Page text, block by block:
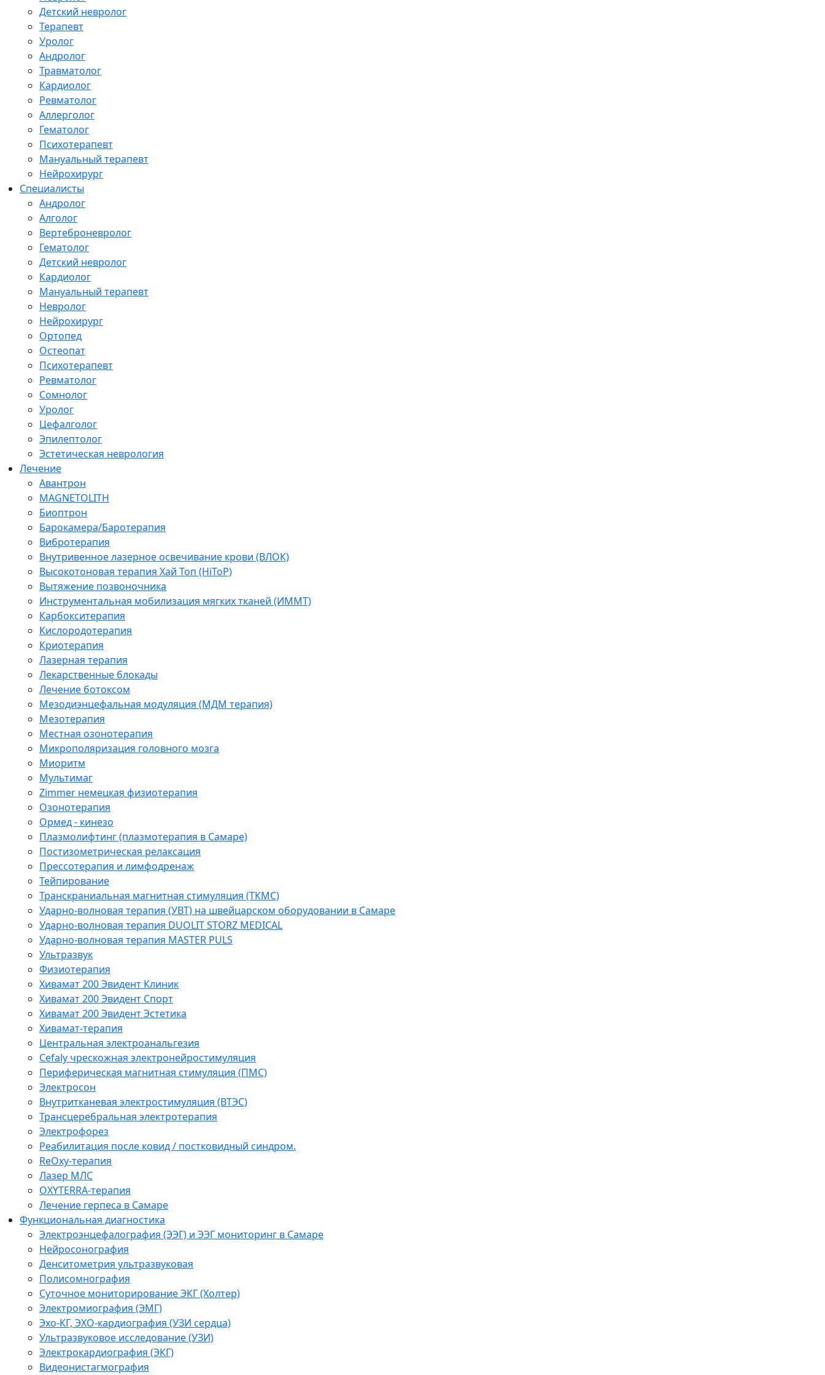
Детский невролог
Терапевт
Уролог
Андролог
Травматолог
Кардиолог
Ревматолог
Аллерголог
Гематолог
Психотерапевт
Мануальный терапевт
Нейрохирург
Специалисты
Андролог
Алголог
Вертеброневролог
Гематолог
Детский невролог
Кардиолог
Мануальный терапевт
Невролог
Нейрохирург
Ортопед
Остеопат
Психотерапевт
Ревматолог
Сомнолог
Уролог
Цефалголог
Эпилептолог
Эстетическая неврология
Лечение
Авантрон
MAGNETOLITH
Биоптрон
Барокамера/Баротерапия
Вибротерапия
Внутривенное лазерное освечивание крови (ВЛОК)
Высокотоновая терапия Хай Топ (HiToP)
Вытяжение позвоночника
Инструментальная мобилизация мягких тканей (ИММТ)
Карбокситерапия
Кислородотерапия
Криотерапия
Лазерная терапия
Лекарственные блокады
Лечение ботоксом
Мезодиэнцефальная модуляция (МДМ терапия)
Мезотерапия
Местная озонотерапия
Микрополяризация головного мозга
Миоритм
Мультимаг
Zimmer немецкая физиотерапия
Озонотерапия
Ормед - кинезо
Плазмолифтинг (плазмотерапия в Самаре)
Постизометрическая релаксация
Прессотерапия и лимфодренаж
Тейпирование
Транскраниальная магнитная стимуляция (ТКМС)
Ударно-волновая терапия (УВТ) на швейцарском оборудовании в Самаре
Ударно-волновая терапия DUOLIT STORZ MEDICAL
Ударно-волновая терапия MASTER PULS
Ультразвук
Физиотерапия
Хивамат 200 Эвидент Клиник
Хивамат 200 Эвидент Спорт
Хивамат 200 Эвидент Эстетика
Хивамат-терапия
Центральная электроанальгезия
Cefaly чреcкожная электронейростимуляция
Периферическая магнитная стимуляция (ПМС)
Электросон
Внутритканевая электростимуляция (ВТЭС)
Трансцеребральная электротерапия
Электрофорез
Реабилитация после ковид / постковидный синдром.
ReOxy-терапия
Лазер МЛС
OXYTERRA-терапия
Лечение герпеса в Самаре
Функциональная диагностика
Электроэнцефалография (ЭЭГ) и ЭЭГ мониторинг в Самаре
Нейросонография
Денситометрия ультразвуковая
Полисомнография
Суточное мониторирование ЭКГ (Холтер)
Электромиография (ЭМГ)
Эхо-КГ, ЭХО-кардиография (УЗИ сердца)
Ультразвуковое исследование (УЗИ)
Электрокардиография (ЭКГ)
Видеонистагмография